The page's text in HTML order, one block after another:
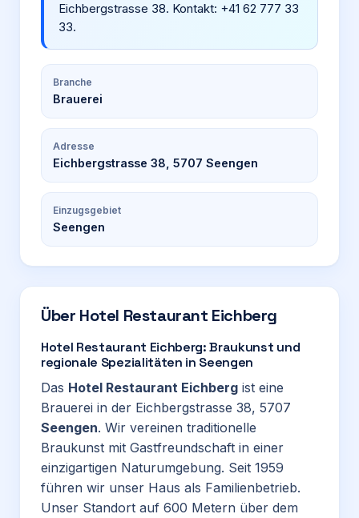
Eichbergstrasse 38. Kontakt: +41 62 777 33
33.
Branche
Brauerei
Adresse
Eichbergstrasse 38, 5707 Seengen
Einzugsgebiet
Seengen
Über Hotel Restaurant Eichberg
Hotel Restaurant Eichberg: Braukunst und
regionale Spezialitäten in Seengen
Das Hotel Restaurant Eichberg ist eine
Brauerei in der Eichbergstrasse 38, 5707
Seengen. Wir vereinen traditionelle
Braukunst mit Gastfreundschaft in einer
einzigartigen Naturumgebung. Seit 1959
führen wir unser Haus als Familienbetrieb.
Unser Standort auf 600 Metern über dem